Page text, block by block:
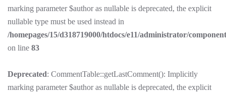
marking parameter $author as nullable is deprecated, the explicit
nullable type must be used instead in
/homepages/15/d318719000/htdocs/e11/administrator/
on line 83
Deprecated: CommentTable::getLastComment(): Implicitly
marking parameter $author as nullable is deprecated, the explicit